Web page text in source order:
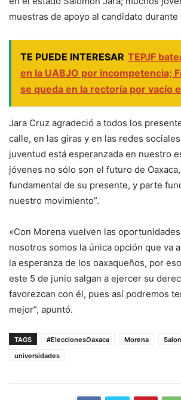
muestras de apoyo al candidato
TE PUEDE INTERESAR TEPJF
en la UABJO por incompetencia;
se queda en la rectoría por vacío
Jara Cruz agradeció a todos los
calle, en las giras y en las redes
juventud está esperanzada en nuestro
jóvenes no sólo son el futuro de
fundamental de su presente, y parte
nuestro movimiento”.
«Con Morena vuelven las
nosotros somos la única opción que va
la esperanza de los oaxaqueños, por
este 5 de junio salgan a ejercer su
favorezcan con él, pues así podremos
mejor”, apuntó.
TAGS #EleccionesOaxaca Morena
universidades